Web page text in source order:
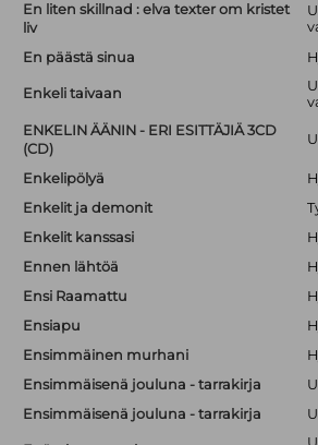
En liten skillnad : elva texter om kristet
liv
En päästä sinua
Enkeli taivaan
ENKELIN ÄÄNIN - ERI ESITTÄJIÄ 3CD
(CD)
Enkelipölyä
Enkelit ja demonit
Enkelit kanssasi
Ennen lähtöä
Ensi Raamattu
Ensiapu
Ensimmäinen murhani
Ensimmäisenä jouluna - tarrakirja
Ensimmäisenä jouluna - tarrakirja